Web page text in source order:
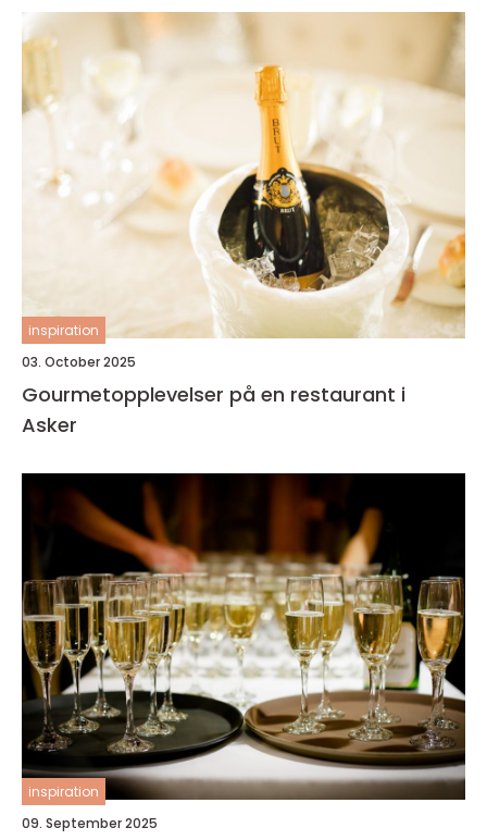
inspiration
03. October 2025
Gourmetopplevelser på en restaurant i
Asker
inspiration
09. September 2025